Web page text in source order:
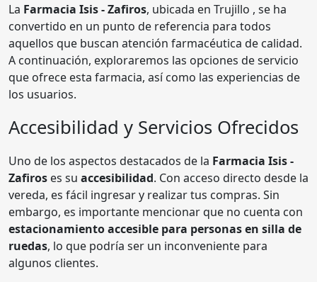
La Farmacia Isis - Zafiros, ubicada en Trujillo , se ha
convertido en un punto de referencia para todos
aquellos que buscan atención farmacéutica de calidad.
A continuación, exploraremos las opciones de servicio
que ofrece esta farmacia, así como las experiencias de
los usuarios.
Accesibilidad y Servicios Ofrecidos
Uno de los aspectos destacados de la Farmacia Isis -
Zafiros es su accesibilidad. Con acceso directo desde la
vereda, es fácil ingresar y realizar tus compras. Sin
embargo, es importante mencionar que no cuenta con
estacionamiento accesible para personas en silla de
ruedas, lo que podría ser un inconveniente para
algunos clientes.